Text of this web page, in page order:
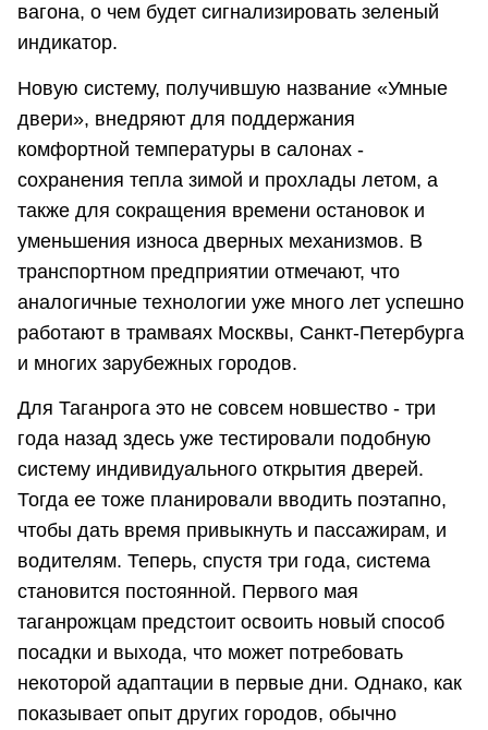
вагона, о чем будет сигнализировать зеленый
индикатор.
Новую систему, получившую название «Умные
двери», внедряют для поддержания
комфортной температуры в салонах -
сохранения тепла зимой и прохлады летом, а
также для сокращения времени остановок и
уменьшения износа дверных механизмов. В
транспортном предприятии отмечают, что
аналогичные технологии уже много лет успешно
работают в трамваях Москвы, Санкт-Петербурга
и многих зарубежных городов.
Для Таганрога это не совсем новшество - три
года назад здесь уже тестировали подобную
систему индивидуального открытия дверей.
Тогда ее тоже планировали вводить поэтапно,
чтобы дать время привыкнуть и пассажирам, и
водителям. Теперь, спустя три года, система
становится постоянной. Первого мая
таганрожцам предстоит освоить новый способ
посадки и выхода, что может потребовать
некоторой адаптации в первые дни. Однако, как
показывает опыт других городов, обычно